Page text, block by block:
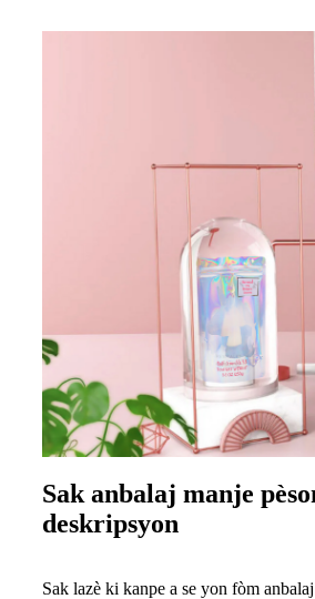
Sak anbalaj manje
deskripsyon
Sak lazè ki kanpe a se yon fòm